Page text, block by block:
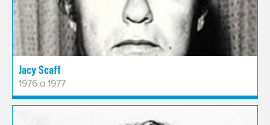
Jacy Scaff
1976 a 1977